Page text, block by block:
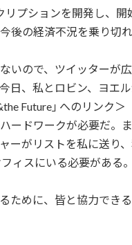
プションを開発し、
後の経済不況を乗り
いので、ツイッター
日、私とロビン、ヨエ
Future｣ へのリンク＞
ードワークが必要だ
ーがリストを私に送り
ィスにいる必要があ
ために、皆と協力で